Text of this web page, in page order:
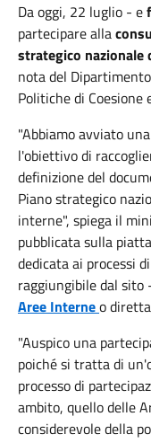
Da oggi, 22 luglio - e
partecipare alla
strategico nazionale
nota del
Politiche di Coesione
"Abbiamo avviato
l'obiettivo di
definizione del
Piano strategico
interne", spiega il
pubblicata sulla
dedicata ai processi
raggiungibile dal sito
Aree Interneo
"Auspico una
poiché si tratta di
processo di
ambito, quello delle
considerevole della